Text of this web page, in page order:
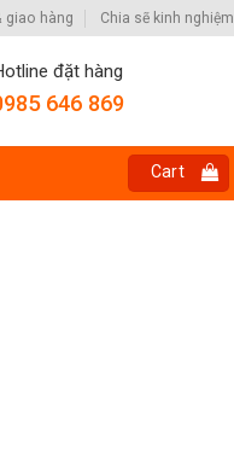
giao hàng Chia sẽ kinh nghiệm
đặt hàng
646 869
Cart